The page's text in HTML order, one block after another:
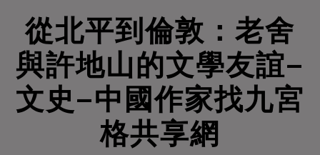
從北平到倫敦：老舍
與許地山的文學友誼–
文史–中國作家找九宮
格共享網